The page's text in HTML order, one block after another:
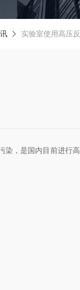
实验室使用高压
染，是国内目前进行